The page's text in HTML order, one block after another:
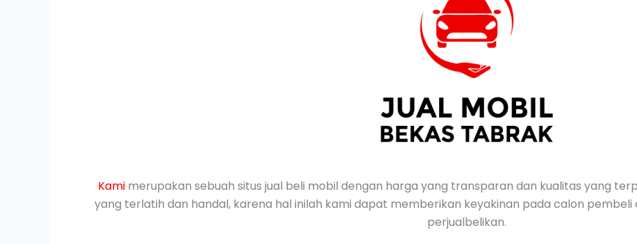
Kamimerupakan sebuah situs jual beli mobil dengan harga yang transparan dan kualitas yang
yang terlatih dan handal, karena hal inilah kami dapat memberikan keyakinan pada calon
perjualbelikan.